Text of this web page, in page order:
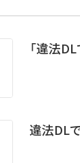
「違法
違法DL